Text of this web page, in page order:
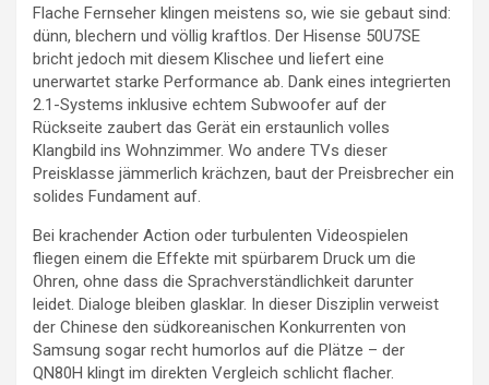
Flache Fernseher klingen meistens so, wie sie gebaut sind:
dünn, blechern und völlig kraftlos. Der Hisense 50U7SE
bricht jedoch mit diesem Klischee und liefert eine
unerwartet starke Performance ab. Dank eines integrierten
2.1-Systems inklusive echtem Subwoofer auf der
Rückseite zaubert das Gerät ein erstaunlich volles
Klangbild ins Wohnzimmer. Wo andere TVs dieser
Preisklasse jämmerlich krächzen, baut der Preisbrecher ein
solides Fundament auf.
Bei krachender Action oder turbulenten Videospielen
fliegen einem die Effekte mit spürbarem Druck um die
Ohren, ohne dass die Sprachverständlichkeit darunter
leidet. Dialoge bleiben glasklar. In dieser Disziplin verweist
der Chinese den südkoreanischen Konkurrenten von
Samsung sogar recht humorlos auf die Plätze – der
QN80H klingt im direkten Vergleich schlicht flacher.